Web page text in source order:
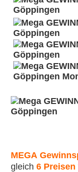
MEGA
gleich6 Preisen